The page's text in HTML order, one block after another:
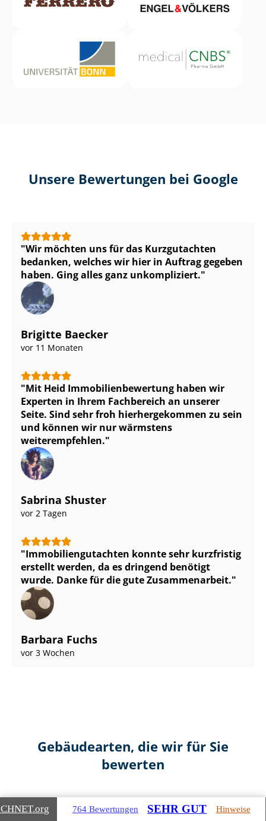
Unsere Bewertungen bei Google
Wir möchten uns für das Kurzgutachten
bedanken, welches wir hier in Auftrag gegeben
haben. Ging alles ganz unkompliziert.
Brigitte Baecker
vor 11 Monaten
Mit Heid Im­mo­bi­li­en­be­wer­tung haben wir
Experten in Ihrem Fachbereich an unserer
Seite. Sind sehr froh hierhergekommen zu sein
und können wir nur wärmstens
weiterempfehlen.
Sabrina Shuster
vor 2 Tagen
Im­mo­bi­li­en­gut­ach­ten konnte sehr kurzfristig
erstellt werden, da es dringend benötigt
wurde. Danke für die gute Zusammenarbeit.
Barbara Fuchs
vor 3 Wochen
Gebäudearten, die wir für Sie
bewerten
.org 764 Bewertungen SEHR GUT Hinweise